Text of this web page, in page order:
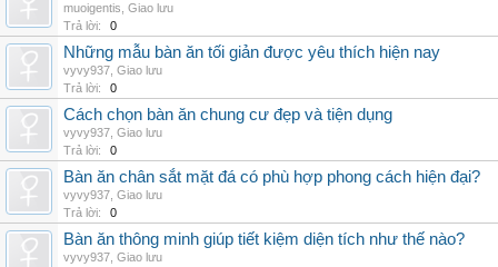
muoigentis Giao lưu
Trả lời:
0
Những mẫu bàn ăn tối giản được yêu thích hiện nay
vyvy937 Giao lưu
Trả lời:
0
Cách chọn bàn ăn chung cư đẹp và tiện dụng
vyvy937 Giao lưu
Trả lời:
0
Bàn ăn chân sắt mặt đá có phù hợp phong cách hiện đại?
vyvy937 Giao lưu
Trả lời:
0
Bàn ăn thông minh giúp tiết kiệm diện tích như thế nào?
vyvy937 Giao lưu